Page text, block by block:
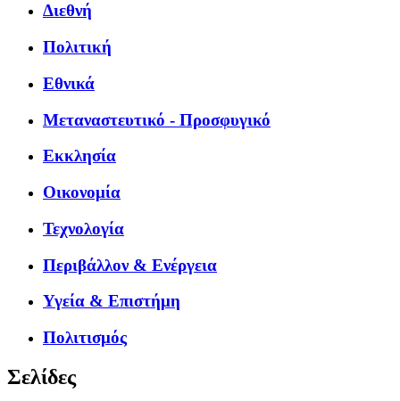
Διεθνή
Πολιτική
Εθνικά
Μεταναστευτικό - Προσφυγικό
Εκκλησία
Οικονομία
Τεχνολογία
Περιβάλλον & Ενέργεια
Υγεία & Επιστήμη
Πολιτισμός
Σελίδες